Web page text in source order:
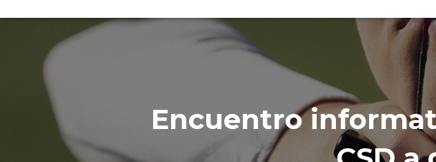
Encuentro